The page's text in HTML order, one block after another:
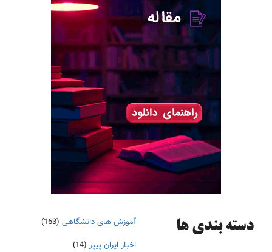
دسته‌ بندی ها آموزش های دانشگاهی (163)
اخبار ایران پیپر (14)